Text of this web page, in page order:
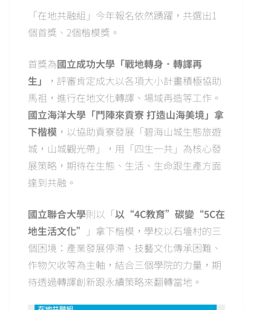
「在地共融組」今年報名依然踴躍，共選出1
個首獎、2個楷模獎。
首獎為國立成功大學「戰地轉身．轉譯再
生」
，評審肯定成大以各項大小計畫積極協助
馬祖，進行在地文化轉譯、場域再造等工作。
國立海洋大學「鬥陣來貢寮 打造山海美境」拿
下楷模 ，以協助貢寮發展「碧海山城生態旅遊
城，山城觀光帶」，用「四生一共」為核心發
展策略，期待在生態、生活、生命跟生產方面
達到共融。
國立聯合大學則以「以“4C教育”碳變“5C在
地生活文化” 」拿下楷模，學校以石墻村的三
個困境：產業發展停滯、技藝文化傳承困難、
作物欠收等為主軸，結合三個學院的力量，期
待透過轉譯創新跟永續策略來翻轉當地。